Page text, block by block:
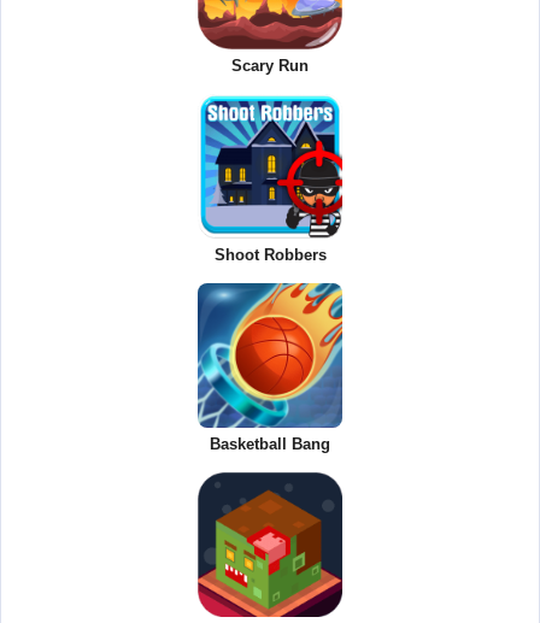
Scary Run
Shoot Robbers
Basketball Bang